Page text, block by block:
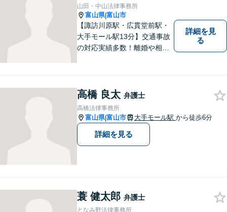
に取り組んでいきたいと考え
ています。
山田・中山法律事務所
富山県|富山市
【諏訪川原駅・広貫堂前駅・
大手モール駅13分】交通事故
の対応実績多数！離婚や相続
策がないか考えてみません
か？【複数弁護士在籍】
詳細を見
る
高橋 良太 弁護士
高橋法律事務所
富山県|富山市 大手モール駅 から徒歩6分
詳細を見る
蓑 健太郎 弁護士
となみ野法律事務所